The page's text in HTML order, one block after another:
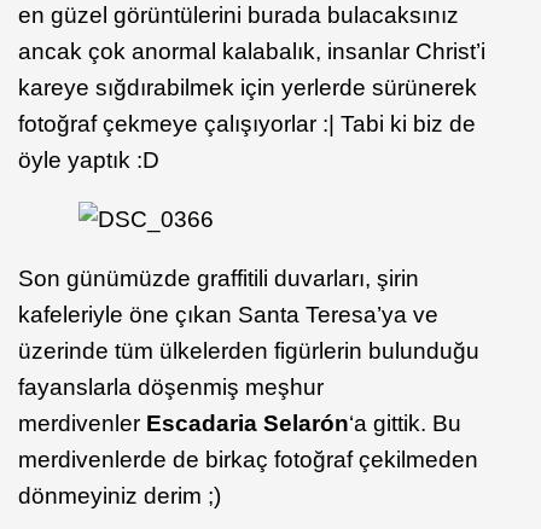
en güzel görüntülerini burada bulacaksınız
ancak çok anormal kalabalık, insanlar Christ’i
kareye sığdırabilmek için yerlerde sürünerek
fotoğraf çekmeye çalışıyorlar :| Tabi ki biz de
öyle yaptık :D
Son günümüzde graffitili duvarları, şirin
kafeleriyle öne çıkan Santa Teresa’ya ve
üzerinde tüm ülkelerden figürlerin bulunduğu
fayanslarla döşenmiş meşhur
merdivenler Escadaria Selarón‘a gittik. Bu
merdivenlerde de birkaç fotoğraf çekilmeden
dönmeyiniz derim ;)